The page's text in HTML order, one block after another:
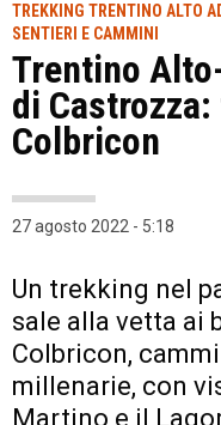
TREKKING TRENTINO ALTO
SENTIERI E CAMMINI
Trentino
di
Colbricon
27 agosto 2022 - 5:18
Un trekking nel
sale alla vetta ai
Colbricon,
millenarie, con
Martino e il